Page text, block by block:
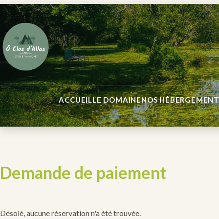
ACCUEILLE DOMAINENOS
Demande de paiement
Désolé, aucune réservation n'a été trouvée.